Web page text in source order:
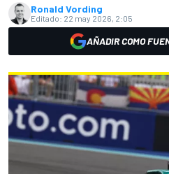
Ronald Vording
Editado: 22 may 2026, 2:05
AÑADIR COMO